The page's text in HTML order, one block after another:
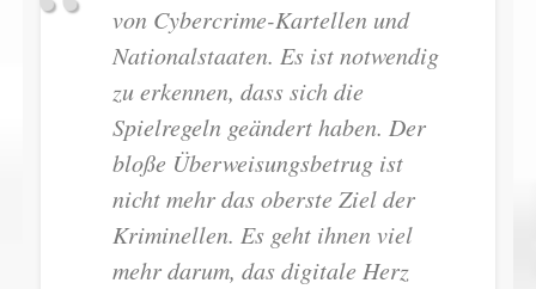
von Cybercrime-Kartellen und
Nationalstaaten. Es ist notwendig
zu erkennen, dass sich die
Spielregeln geändert haben. Der
bloße Überweisungsbetrug ist
nicht mehr das oberste Ziel der
Kriminellen. Es geht ihnen viel
mehr darum, das digitale Herz